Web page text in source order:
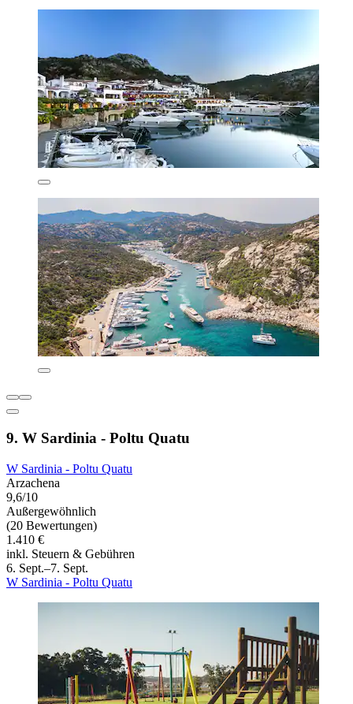
9. W Sardinia - Poltu Quatu
W Sardinia - Poltu Quatu
Arzachena
9,6/10
Außergewöhnlich
(20 Bewertungen)
1.410 €
inkl. Steuern & Gebühren
6. Sept.–7. Sept.
W Sardinia - Poltu Quatu